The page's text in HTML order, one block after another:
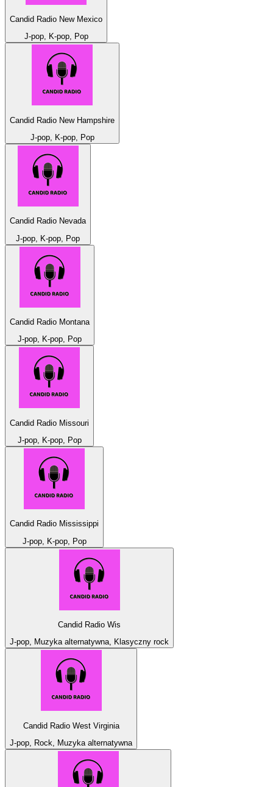
Candid Radio New Mexico
J-pop, K-pop, Pop
Candid Radio New Hampshire
J-pop, K-pop, Pop
Candid Radio Nevada
J-pop, K-pop, Pop
Candid Radio Montana
J-pop, K-pop, Pop
Candid Radio Missouri
J-pop, K-pop, Pop
Candid Radio Mississippi
J-pop, K-pop, Pop
Candid Radio Wis
J-pop, Muzyka alternatywna, Klasyczny rock
Candid Radio West Virginia
J-pop, Rock, Muzyka alternatywna